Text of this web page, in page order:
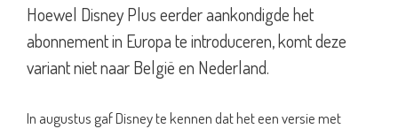
Hoewel Disney Plus eerder aankondigde het
abonnement in Europa te introduceren, komt deze
variant niet naar België en Nederland.
In augustus gaf Disney te kennen dat het een versie met